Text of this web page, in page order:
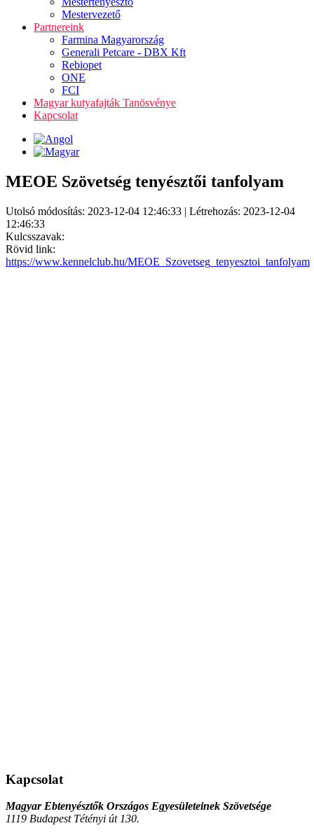
Mestervezető
Partnereink
Farmina Magyarország
Generali Petcare - DBX Kft
Rebiopet
ONE
FCI
Magyar kutyafajták Tanösvénye
Kapcsolat
MEOE Szövetség tenyésztői tanfolyam
Utolsó módosítás: 2023-12-04 12:46:33 | Létrehozás: 2023-12-04
12:46:33
Kulcsszavak:
Rövid link:
https://www.kennelclub.hu/MEOE_Szovetseg_tenyesztoi_tanfolyam
Kapcsolat
Magyar Ebtenyésztők Országos Egyesületeinek Szövetsége
1119 Budapest Tétényi út 130.